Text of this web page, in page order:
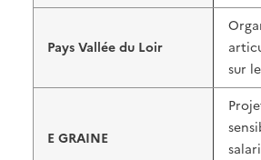
Pays Vallée du Loir
sur
E GRAINE